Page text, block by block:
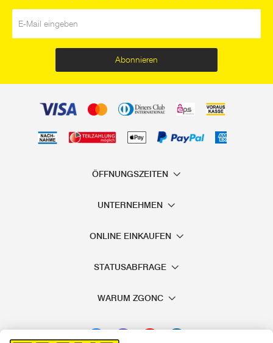
Abweichungen zu erkennen. Sie sollten Ihr
Kettensägeschwerttauschen, wenn die Kette trotz guter
Kettenspannung nicht anliegt oder wenn Sie Risse darauf
entdecken.
ZGONC
Wir empfehlen Ihnen, beim Kauf von Ersatzteilen auf die Marke
Ihrer Motorsäge zu setzen. Bei uns finden Sie
und CHAMPION. Werfen Sie einen Blick auf die Spezifikationen
ZGONC Website), um die Kompatibilität sicherzustellen. Vor
Kettensägeschwert 20 cm
Kettensägeschwert 35 cm
Abonnieren
ÖFFNUNGSZEITEN
UNTERNEHMEN
ONLINE EINKAUFEN
STATUSABFRAGE
WARUM ZGONC